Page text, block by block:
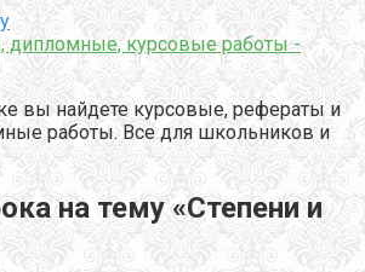
дипломные, курсовые работы -
вы найдете курсовые, рефераты и
работы. Все для школьников и
на тему «Степени и